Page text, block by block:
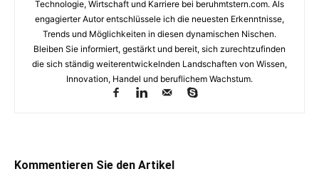
Technologie, Wirtschaft und Karriere bei beruhmtstern.com. Als
engagierter Autor entschlüssele ich die neuesten Erkenntnisse,
Trends und Möglichkeiten in diesen dynamischen Nischen.
Bleiben Sie informiert, gestärkt und bereit, sich zurechtzufinden
die sich ständig weiterentwickelnden Landschaften von Wissen,
Innovation, Handel und beruflichem Wachstum.
Kommentieren Sie den Artikel